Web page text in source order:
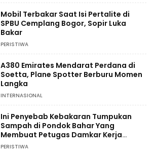
Mobil Terbakar Saat Isi Pertalite di
SPBU Cemplang Bogor, Sopir Luka
Bakar
PERISTIWA
A380 Emirates Mendarat Perdana di
Soetta, Plane Spotter Berburu Momen
Langka
INTERNASIONAL
Ini Penyebab Kebakaran Tumpukan
Sampah di Pondok Bahar Yang
Membuat Petugas Damkar Kerja
Ekstra
PERISTIWA